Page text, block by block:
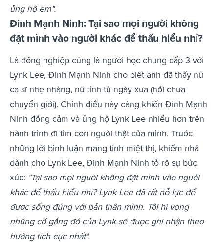
ủng hộ em".
Đinh Mạnh Ninh: Tại sao mọi người không
đặt mình vào người khác để thấu hiểu nhỉ?
Là đồng nghiệp cũng là người học chung cấp 3 với
Lynk Lee, Đinh Mạnh Ninh cho biết anh đã thấy nữ
ca sĩ nhẹ nhàng, nữ tính từ ngày xưa (hồi chưa
chuyển giới). Chính điều này càng khiến Đinh Mạnh
Ninh đồng cảm và ủng hộ Lynk Lee nhiều hơn trên
hành trình đi tìm con người thật của mình. Trước
những lời bình luận mang tính miệt thị, khiếm nhã
dành cho Lynk Lee, Đinh Mạnh Ninh tỏ rõ sự bức
xúc: "Tại sao mọi người không đặt mình vào người
khác để thấu hiểu nhỉ? Lynk Lee đã rất nỗ lực để
được sống đúng với bản thân mình. Tôi hi vọng
những cố gắng đó của Lynk sẽ được ghi nhận theo
hướng tích cực nhất".